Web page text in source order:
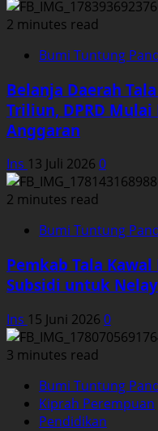
2 minutes read
Bumi Tuntung
Belanja Daerah
Triliun, DPRD
Anggaran
Ins 13 Juli 2026 0
2 minutes read
Bumi Tuntung
Pemkab Tala
Subsidi untuk
Ins 15 Juni 2026 0
3 minutes read
Bumi Tuntung
Kiprah Perempuan
Pendidikan